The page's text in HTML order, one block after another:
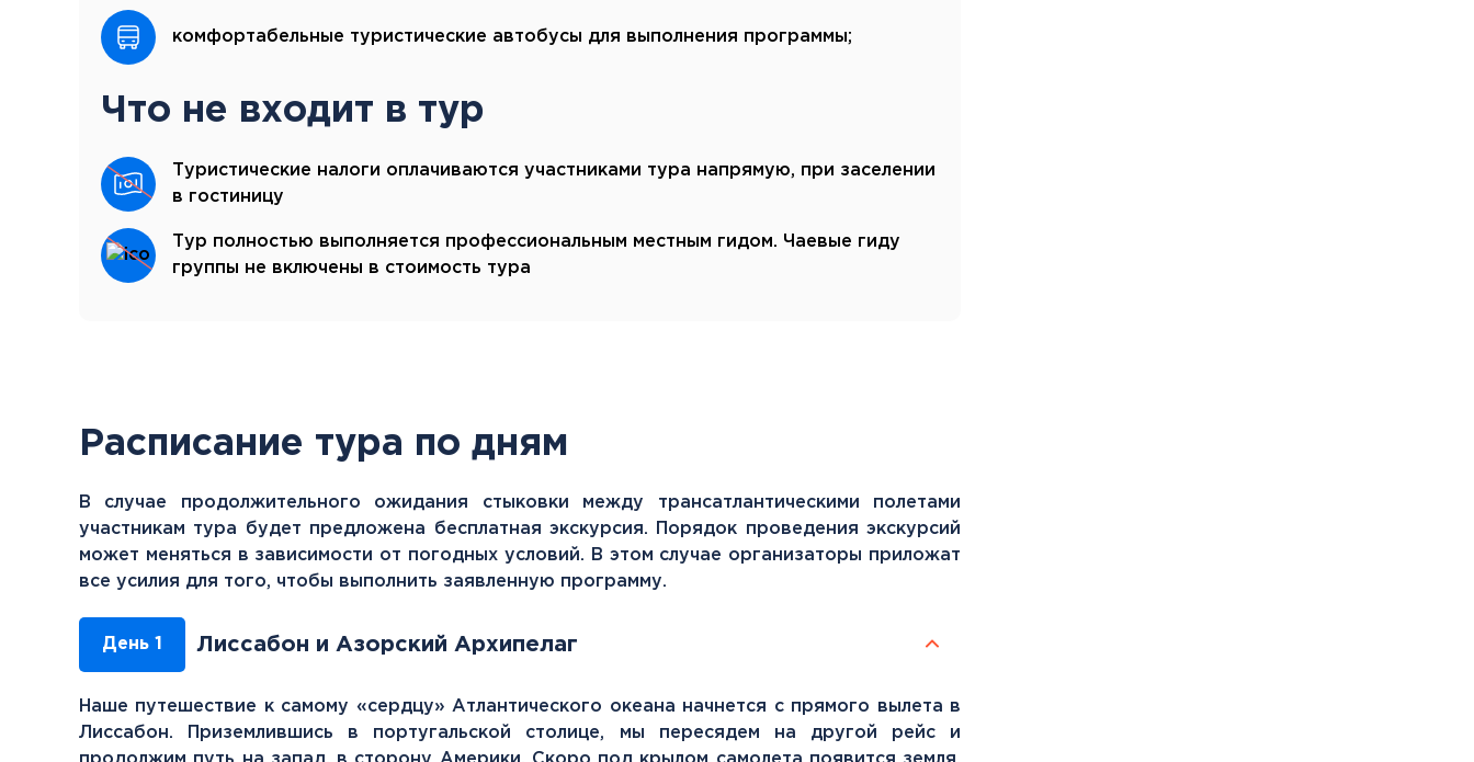
комфортабельные туристические автобусы для выполнения программы;
Что не входит в тур
Туристические налоги оплачиваются участниками тура напрямую, при заселении
в гостиницу
Тур полностью выполняется профессиональным местным гидом. Чаевые гиду
группы не включены в стоимость тура
Расписание тура по дням
В случае продолжительного ожидания стыковки между трансатлантическими полетами
участникам тура будет предложена бесплатная экскурсия. Порядок проведения экскурсий
может меняться в зависимости от погодных условий. В этом случае организаторы приложат
все усилия для того, чтобы выполнить заявленную программу.
День 1 Лиссабон и Азорский Архипелаг
Наше путешествие к самому «сердцу» Атлантического океана начнется с прямого вылета в
Лиссабон. Приземлившись в португальской столице, мы пересядем на другой рейс и
продолжим путь на запад, в сторону Америки. Скоро под крылом самолета появится земля,